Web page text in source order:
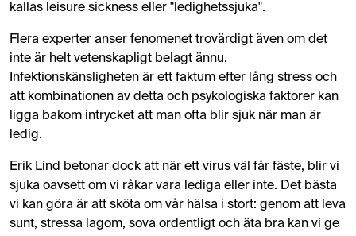
kallas leisure sickness eller "ledighetssjuka".
Flera experter anser fenomenet trovärdigt även om det
inte är helt vetenskapligt belagt ännu.
Infektionskänsligheten är ett faktum efter lång stress och
att kombinationen av detta och psykologiska faktorer kan
ligga bakom intrycket att man ofta blir sjuk när man är
ledig​.
Erik Lind betonar dock att när ett virus väl får fäste, blir vi
sjuka oavsett om vi råkar vara lediga eller inte​. Det bästa
vi kan göra är att sköta om vår hälsa i stort: genom att leva
sunt, stressa lagom, sova ordentligt och äta bra kan vi ge